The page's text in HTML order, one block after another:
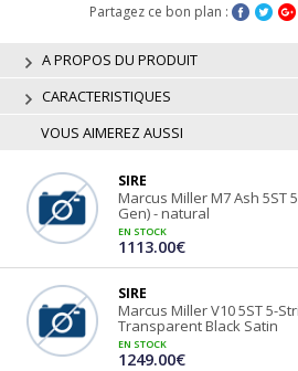
Partagez ce bon plan :
A PROPOS DU PRODUIT
CARACTERISTIQUES
VOUS AIMEREZ AUSSI
SIRE
Marcus Miller M7 Ash 5ST
Gen) - natural
EN STOCK
1113.00€
SIRE
Marcus Miller V10 5ST 5-
Transparent Black Satin
EN STOCK
1249.00€